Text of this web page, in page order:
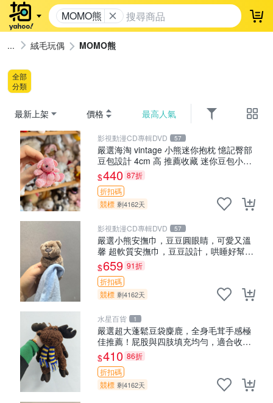
MOMO熊 登
絨毛玩偶 MOMO熊
全部
分類
最新上架 價格 最高人氣
影視動漫CD專輯DVD 57
嚴選海淘 vintage 小熊迷你抱枕 憶記臀部
豆包設計 4cm 高 推薦收藏 迷你豆包小
熊、高臀部、豆袋抱枕
$440 87折
折扣碼
競標 剩4162天
影視動漫CD專輯DVD 57
嚴選小熊安撫巾，豆豆圓眼睛，可愛又溫
馨 超軟質安撫巾，豆豆設計，哄睡好幫手
約克豆豆眼安撫巾 數碼豆豆眼
$659 91折
折扣碼
競標 剩4162天
水星百貨 1
嚴選超大蓬鬆豆袋麋鹿，全身毛茸手感極
佳推薦！屁股與四肢填充均勻，適合收藏
與孩童共賞。 麋鹿 豆袋 毛茸玩具
$410 86折
折扣碼
競標 剩4162天